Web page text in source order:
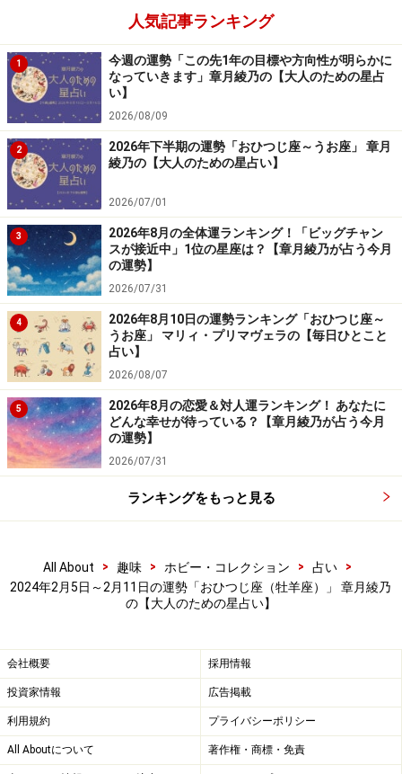
人気記事ランキング
1
今週の運勢「この先1年の目標や方向性が明らかに
なっていきます」章月綾乃の【大人のための星占
い】
2026/08/09
2
2026年下半期の運勢「おひつじ座～うお座」 章月
綾乃の【大人のための星占い】
2026/07/01
3
2026年8月の全体運ランキング！「ビッグチャン
スが接近中」1位の星座は？【章月綾乃が占う今月
の運勢】
2026/07/31
4
2026年8月10日の運勢ランキング「おひつじ座～
うお座」 マリィ・プリマヴェラの【毎日ひとこと
占い】
2026/08/07
5
2026年8月の恋愛＆対人運ランキング！ あなたに
どんな幸せが待っている？【章月綾乃が占う今月
の運勢】
2026/07/31
ランキングをもっと見る
All About > 趣味 > ホビー・コレクション > 占い
>
2024年2月5日～2月11日の運勢「おひつじ座（牡羊座）」 章月綾乃
の【大人のための星占い】
会社概要 採用情報
投資家情報 広告掲載
利用規約 プライバシーポリシー
All Aboutについて 著作権・商標・免責